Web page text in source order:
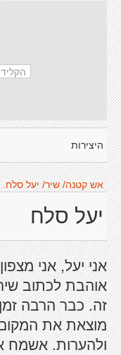
היצירות
אש קטנה/ שיר/ יעל סלח.
יעל סלח
אוהבת לכתוב
זה. כבר הרבה
מוצאת את
ולהערות. אשמח